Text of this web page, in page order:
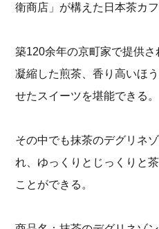
衛商店」が構えた日本茶カフ
築120余年の京町家で提供
凝縮した煎茶、香り高いほ
せたスイーツを堪能できる。
その中でも抹茶のデグリネ
れ、ゆっくりとじっくりと
ことができる。